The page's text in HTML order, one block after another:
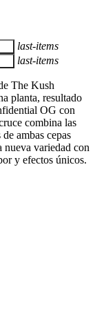
last-items
last-items
The Kush
planta, resultado
OG con
combina las
ambas cepas
nueva variedad con
y efectos únicos.